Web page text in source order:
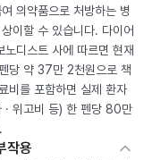
의약품으로 처방하는 병
이할 수 있습니다. 다이어
노디스트 사에 따르면 현재
당 약 37만 2천원으로 책
비를 포함하면 실제 환자
· 위고비 등) 한 펜당 80만
작용